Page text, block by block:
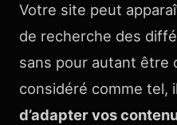
Votre site peut
de recherche des
sans pour autant être
considéré comme tel,
d’adapter vos